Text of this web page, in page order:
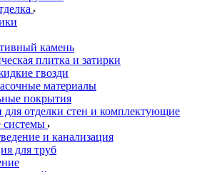
камень
плитка и затирки
гвозди
материалы
покрытия
для отделки стен и комплектующие
и канализация
для труб